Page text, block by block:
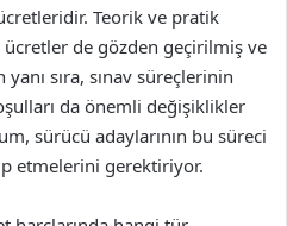
Teorik ve pratik
de gözden geçirilmiş ve
sıra, sınav süreçlerinin
da önemli değişiklikler
sürücü adaylarının bu süreci
etmelerini gerektiriyor.